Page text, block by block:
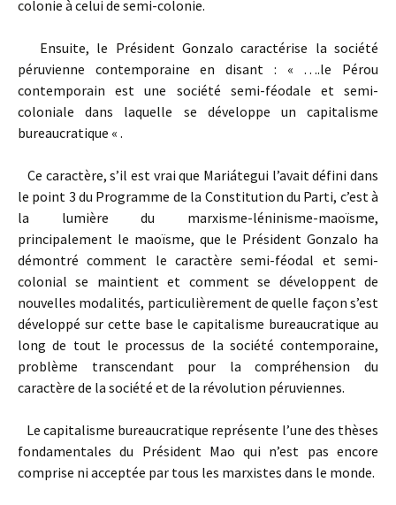
colonie à celui de semi-colonie.
Ensuite, le Président Gonzalo caractérise la société
péruvienne contemporaine en disant : « ….le Pérou
contemporain est une société semi-féodale et semi-
coloniale dans laquelle se développe un capitalisme
bureaucratique « .
Ce caractère, s’il est vrai que Mariátegui l’avait défini dans
le point 3 du Programme de la Constitution du Parti, c’est à
la lumière du marxisme-léninisme-maoïsme,
principalement le maoïsme, que le Président Gonzalo ha
démontré comment le caractère semi-féodal et semi-
colonial se maintient et comment se développent de
nouvelles modalités, particulièrement de quelle façon s’est
développé sur cette base le capitalisme bureaucratique au
long de tout le processus de la société contemporaine,
problème transcendant pour la compréhension du
caractère de la société et de la révolution péruviennes.
Le capitalisme bureaucratique représente l’une des thèses
fondamentales du Président Mao qui n’est pas encore
comprise ni acceptée par tous les marxistes dans le monde.